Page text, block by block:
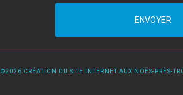
ENVOYER
©2026 CRÉATION DU SITE INTERNET AUX NOËS-PRÈS-